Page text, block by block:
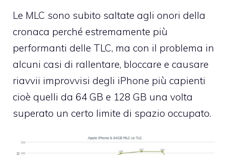
Le MLC sono subito saltate agli onori della
cronaca perché estremamente più
performanti delle TLC, ma con il problema in
alcuni casi di rallentare, bloccare e causare
riavvii improvvisi degli iPhone più capienti
cioè quelli da 64 GB e 128 GB una volta
superato un certo limite di spazio occupato.